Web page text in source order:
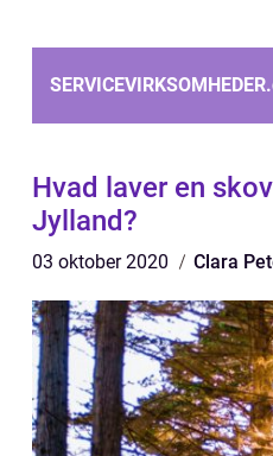
SERVICEVIRKSOMHEDER.
Hvad laver en
Jylland?
03 oktober 2020 Clara